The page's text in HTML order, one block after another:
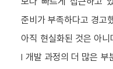
준비가 부족하다고 경고
아직 현실화된 것은 아
I 개발 과정의 더 많은 부